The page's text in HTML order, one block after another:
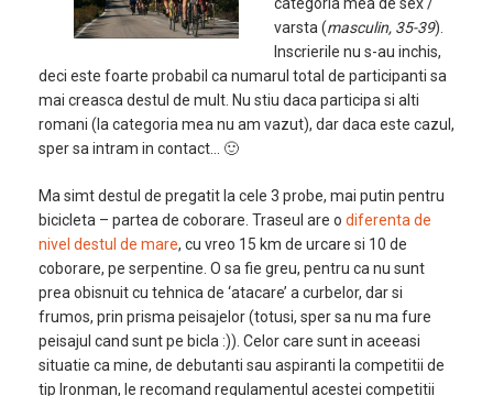
varsta (masculin, 35-39).
Inscrierile nu s-au inchis,
deci este foarte probabil ca numarul total de participanti sa
mai creasca destul de mult. Nu stiu daca participa si alti
romani (la categoria mea nu am vazut), dar daca este cazul,
sper sa intram in contact… 🙂
Ma simt destul de pregatit la cele 3 probe, mai putin pentru
bicicleta – partea de coborare. Traseul are o diferenta de
nivel destul de mare, cu vreo 15 km de urcare si 10 de
coborare, pe serpentine. O sa fie greu, pentru ca nu sunt
prea obisnuit cu tehnica de ‘atacare’ a curbelor, dar si
frumos, prin prisma peisajelor (totusi, sper sa nu ma fure
peisajul cand sunt pe bicla :)). Celor care sunt in aceeasi
situatie ca mine, de debutanti sau aspiranti la competitii de
tip Ironman, le recomand regulamentul acestei competitii